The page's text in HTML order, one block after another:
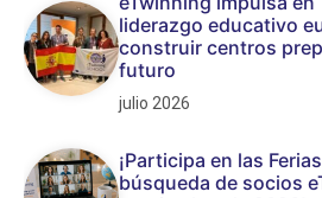
liderazgo educativo
construir centros
futuro
julio 2026
¡Participa en las
búsqueda de socios